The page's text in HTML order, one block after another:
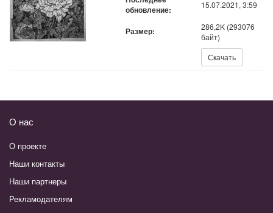
обновление:
15.07.2021, 3:59
Размер:
286,2K (293076
байт)
Скачать
О нас
О проекте
Наши контакты
Наши партнеры
Рекламодателям